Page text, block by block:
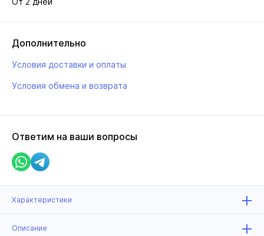
Дополнительно
Условия доставки и оплаты
Условия обмена и возврата
Ответим на ваши вопросы
Характеристики
Описание